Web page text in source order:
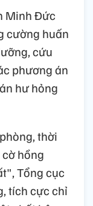
Minh Đức
cường huấn
cứu
phương án
hư hỏng
thời
hồng
Tổng cục
tích cực chỉ